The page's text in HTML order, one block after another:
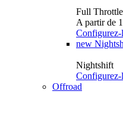
Full Throttle
A partir de
Configurez-
new
Nightshift
Configurez-
Offroad